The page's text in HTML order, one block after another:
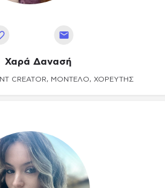
Χαρά Δανασή
CREATOR, ΜΟΝΤΈΛΟ, ΧΟΡΕΥΤΉΣ